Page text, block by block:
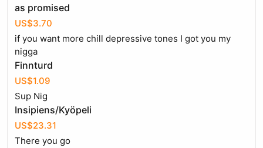
as promised
US$3.70
if you want more chill depressive tones I got you my
nigga
Finnturd
US$1.09
Sup Nig
Insipiens/Kyöpeli
US$23.31
There you go